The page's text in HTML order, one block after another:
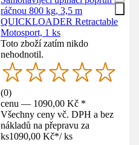
ráčnou 800 kg, 3,5 m
QUICKLOADER Retractable
Motosport, 1 ks
Toto zboží zatím nikdo
nehodnotil.
(0)
cenu — 1090,00 Kč *
Všechny ceny vč. DPH a bez
nákladů na přepravu za
ks1090,00 Kč*/ ks